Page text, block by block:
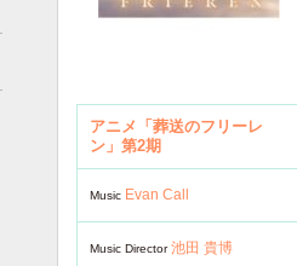
アニメ「葬送のフリーレ
ン」第2期
Music Evan Call
Music Director池田 貴博